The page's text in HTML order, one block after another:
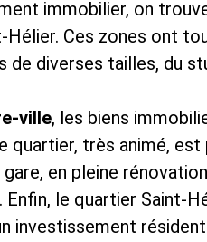
immobilier, on
Hélier. Ces zones ont
de diverses tailles, du
ville, les biens
quartier, très animé,
en pleine
Enfin, le quartier Saint-
investissement